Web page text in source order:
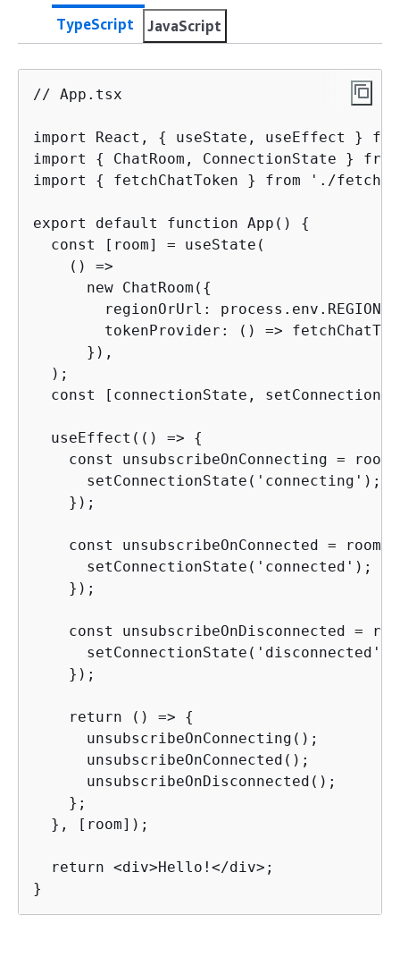
TypeScript JavaScript
// App.tsx
import React, {
useState, useEffect }
import {
ChatRoom, ConnectionState }
import { fetchChatToken } from './
export default function App() {
  const [room] = useState(
    () =>
      new ChatRoom(
{
regionOrUrl: process.env.REGION
tokenProvider: () =>
      }),
  );
const [connectionState,
  useEffect(() =>
{
const unsubscribeOnConnecting =
      setConnectionState('connecting');
    });
const unsubscribeOnConnected =
      setConnectionState('connected');
    });
const unsubscribeOnDisconnected =
      setConnectionState('disconnected');
    });
    return () =>
{
      unsubscribeOnConnecting();
      unsubscribeOnConnected();
      unsubscribeOnDisconnected();
    };
  }, [room]);
  return <div>Hello!</div>;
}